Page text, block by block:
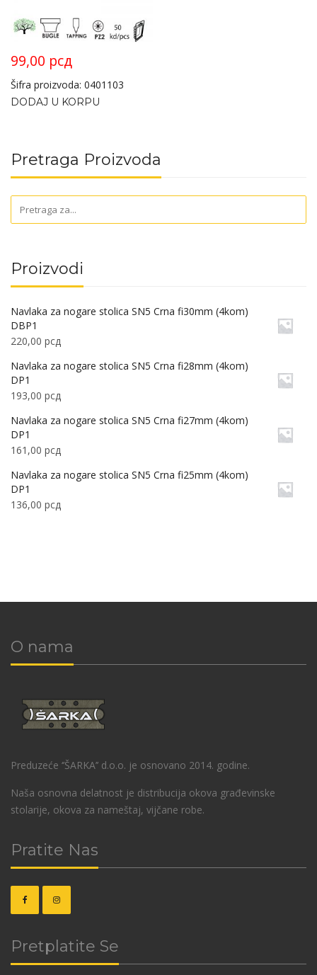
99,00 рсд
Šifra proizvoda: 0401103
DODAJ U KORPU
Pretraga Proizvoda
Proizvodi
Navlaka za nogare stolica SN5 Crna fi30mm (4kom)
DBP1
220,00 рсд
Navlaka za nogare stolica SN5 Crna fi28mm (4kom)
DP1
193,00 рсд
Navlaka za nogare stolica SN5 Crna fi27mm (4kom)
DP1
161,00 рсд
Navlaka za nogare stolica SN5 Crna fi25mm (4kom)
DP1
136,00 рсд
O nama
Preduzeće ‘’ŠARKA’’ d.o.o. je osnovano 2014. godine.
Naša osnovna delatnost je distribucija okova građevinske
stolarije, okova za nameštaj, vijčane robe.
Pratite Nas
Pretplatite Se